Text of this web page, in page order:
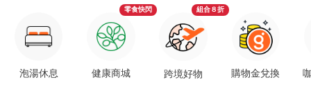
泡湯休息 健康商城
零食快閃
跨境好物
組合８折
購物金兌換